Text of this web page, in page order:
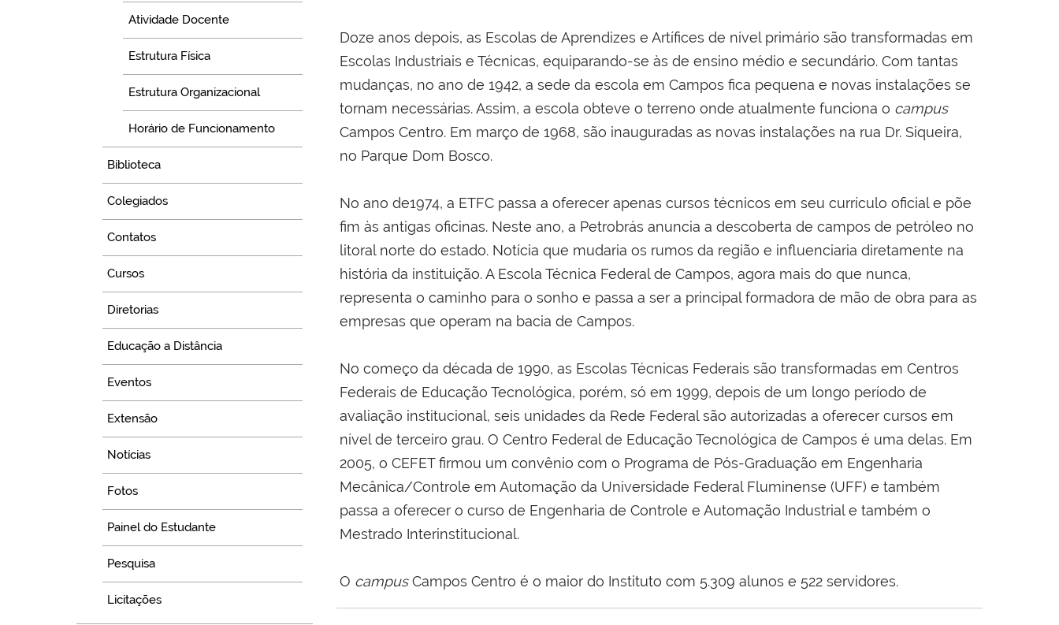
Atividade Docente
Estrutura Física
Estrutura Organizacional
Horário de Funcionamento
Biblioteca
Colegiados
Contatos
Cursos
Diretorias
Educação a Distância
Eventos
Extensão
Notícias
Fotos
Painel do Estudante
Pesquisa
Licitações
Doze anos depois, as Escolas de Aprendizes e Artífices de nível primário são transformadas em
Escolas Industriais e Técnicas, equiparando-se às de ensino médio e secundário. Com tantas
mudanças, no ano de 1942, a sede da escola em Campos fica pequena e novas instalações se
tornam necessárias. Assim, a escola obteve o terreno onde atualmente funciona o campus
Campos Centro. Em março de 1968, são inauguradas as novas instalações na rua Dr. Siqueira,
no Parque Dom Bosco.
No ano de1974, a ETFC passa a oferecer apenas cursos técnicos em seu currículo oficial e põe
fim às antigas oficinas. Neste ano, a Petrobrás anuncia a descoberta de campos de petróleo no
litoral norte do estado. Notícia que mudaria os rumos da região e influenciaria diretamente na
história da instituição. A Escola Técnica Federal de Campos, agora mais do que nunca,
representa o caminho para o sonho e passa a ser a principal formadora de mão de obra para as
empresas que operam na bacia de Campos.
No começo da década de 1990, as Escolas Técnicas Federais são transformadas em Centros
Federais de Educação Tecnológica, porém, só em 1999, depois de um longo período de
avaliação institucional, seis unidades da Rede Federal são autorizadas a oferecer cursos em
nível de terceiro grau. O Centro Federal de Educação Tecnológica de Campos é uma delas. Em
2005, o CEFET firmou um convênio com o Programa de Pós-Graduação em Engenharia
Mecânica/Controle em Automação da Universidade Federal Fluminense (UFF) e também
passa a oferecer o curso de Engenharia de Controle e Automação Industrial e também o
Mestrado Interinstitucional.
O campusCampos Centro é o maior do Instituto com 5.309 alunos e 522 servidores.